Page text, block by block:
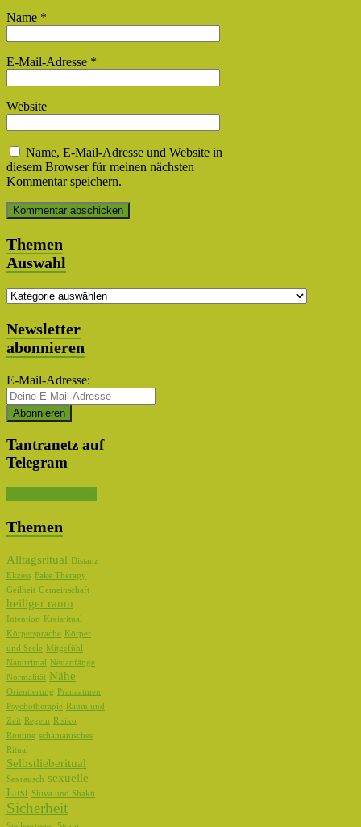
Name *
E-Mail-Adresse *
Website
Name, E-Mail-Adresse und Website in
diesem Browser für meinen nächsten
Kommentar speichern.
Themen
Auswahl
Themen
Newsletter
abonnieren
E-Mail-Adresse:
Tantranetz auf
Telegram
Themen
Alltagsritual
Distanz
Ekzess Fake Therapy
Geilheit Gemeinschaft
heiliger raum
Intention
Kreisritual
Körpersprache Körper
und Seele Mitgefühl
Naturritual
Neuanfänge
Normalität Nähe
Orientierung
Pranaatmen
Psychotherapie Raum und
Zeit Regeln
Risiko
Routine schamanisches
Ritual
Selbstlieberitual
Sexrausch sexuelle
Lust Shiva und Shakti
Sicherheit